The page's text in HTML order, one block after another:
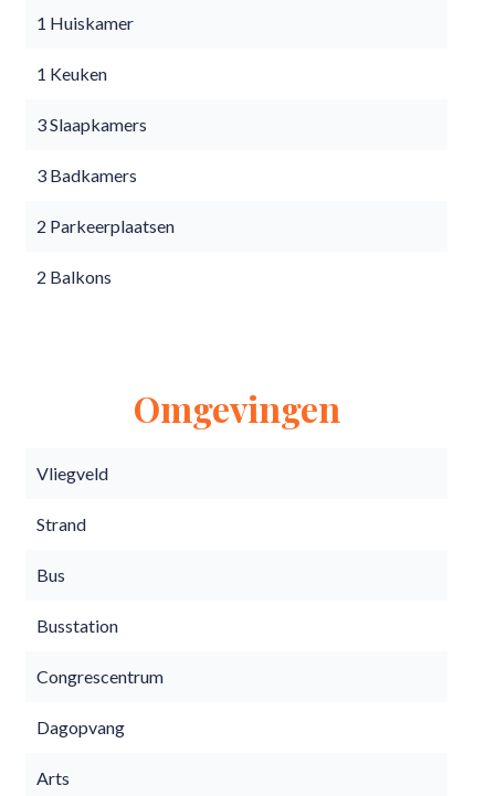
1 Huiskamer
1 Keuken
3 Slaapkamers
3 Badkamers
2 Parkeerplaatsen
2 Balkons
Omgevingen
Vliegveld
Strand
Bus
Busstation
Congrescentrum
Dagopvang
Arts